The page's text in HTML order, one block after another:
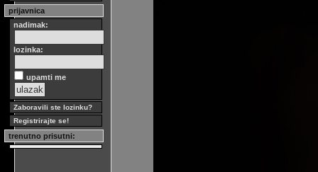
prijavnica
nadimak:
lozinka:
upamti me
Zaboravili ste lozinku?
Registrirajte se!
trenutno prisutni: